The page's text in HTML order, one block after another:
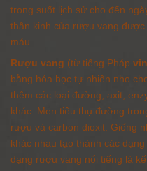
trong suốt lịch sử cho đến
thần kinh của rượu vang
máu.
Rượu vang (từ tiếng Pháp vin
bằng hóa học tự nhiên nho
thêm các loại đường, axit,
khác. Men tiêu thụ đường
rượu và carbon dioxit . Giống
khác nhau tạo thành các
dạng rượu vang nổi tiếng là